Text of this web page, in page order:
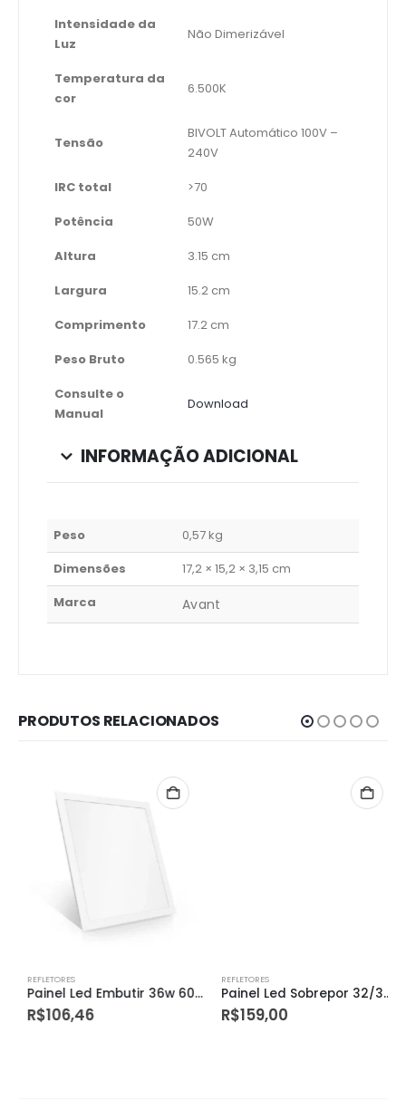
Intensidade da
Luz
Não Dimerizável
Temperatura da
cor
6.500K
Tensão
BIVOLT Automático 100V –
240V
IRC total
>70
Potência
50W
Altura
3.15 cm
Largura
15.2 cm
Comprimento
17.2 cm
Peso Bruto
0.565 kg
Consulte o
Manual
Download
INFORMAÇÃO ADICIONAL
Peso
0,57 kg
Dimensões
17,2 × 15,2 × 3,15 cm
Marca
Avant
PRODUTOS RELACIONADOS
REFLETORES
Painel Led Embutir 36w 6000k 40×40
R$106,46
REFLETORES
Painel Led Sobrepor 32/36w 6500k 40×40
R$159,00